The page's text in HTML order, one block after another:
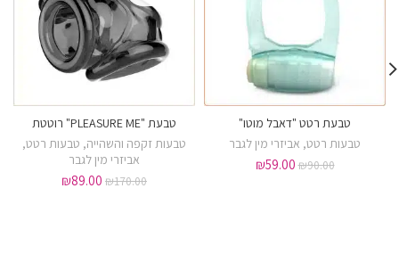
טבעת רטט "דאבל מוטו"
טבעות רטט, אביזרי מין לגבר
₪90.00
₪59.00
טבעת "PLEASURE ME" רוטטת
טבעות זקפה והשהייה, טבעות רטט,
אביזרי מין לגבר
₪170.00
₪89.00